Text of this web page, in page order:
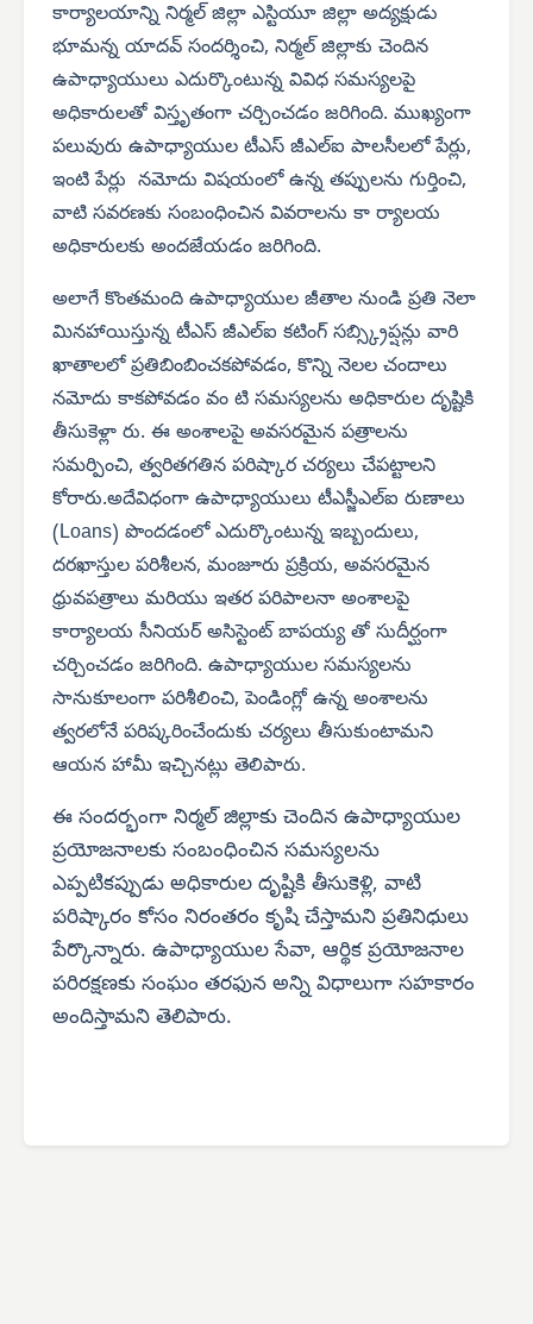
కార్యాలయాన్ని నిర్మల్ జిల్లా ఎస్టియూ జిల్లా అద్యక్షుడు
భూమన్న యాదవ్ సందర్శించి, నిర్మల్ జిల్లాకు చెందిన
ఉపాధ్యాయులు ఎదుర్కొంటున్న వివిధ సమస్యలపై
అధికారులతో విస్తృతంగా చర్చించడం జరిగింది. ముఖ్యంగా
పలువురు ఉపాధ్యాయుల టీఎస్ జీఎల్‌ఐ పాలసీలలో పేర్లు,
ఇంటి పేర్లు నమోదు విషయంలో ఉన్న తప్పులను గుర్తించి,
వాటి సవరణకు సంబంధించిన వివరాలను కా ర్యాలయ
అధికారులకు అందజేయడం జరిగింది.
అలాగే కొంతమంది ఉపాధ్యాయుల జీతాల నుండి ప్రతి నెలా
మినహాయిస్తున్న టీఎస్ జీఎల్‌ఐ కటింగ్ సబ్స్క్రిప్షన్లు వారి
ఖాతాలలో ప్రతిబింబించకపోవడం, కొన్ని నెలల చందాలు
నమోదు కాకపోవడం వం టి సమస్యలను అధికారుల దృష్టికి
తీసుకెళ్లా రు. ఈ అంశాలపై అవసరమైన పత్రాలను
సమర్పించి, త్వరితగతిన పరిష్కార చర్యలు చేపట్టాలని
కోరారు.అదేవిధంగా ఉపాధ్యాయులు టీఎస్జీఎల్‌ఐ రుణాలు
(Loans) పొందడంలో ఎదుర్కొంటున్న ఇబ్బందులు,
దరఖాస్తుల పరిశీలన, మంజూరు ప్రక్రియ, అవసరమైన
ధ్రువపత్రాలు మరియు ఇతర పరిపాలనా అంశాలపై
కార్యాలయ సీనియర్ అసిస్టెంట్ బాపయ్య తో సుదీర్ఘంగా
చర్చించడం జరిగింది. ఉపాధ్యాయుల సమస్యలను
సానుకూలంగా పరిశీలించి, పెండింగ్లో ఉన్న అంశాలను
త్వరలోనే పరిష్కరించేందుకు చర్యలు తీసుకుంటామని
ఆయన హామీ ఇచ్చినట్లు తెలిపారు.
ఈ సందర్భంగా నిర్మల్ జిల్లాకు చెందిన ఉపాధ్యాయుల
ప్రయోజనాలకు సంబంధించిన సమస్యలను
ఎప్పటికప్పుడు అధికారుల దృష్టికి తీసుకెళ్లి, వాటి
పరిష్కారం కోసం నిరంతరం కృషి చేస్తామని ప్రతినిధులు
పేర్కొన్నారు. ఉపాధ్యాయుల సేవా, ఆర్థిక ప్రయోజనాల
పరిరక్షణకు సంఘం తరఫున అన్ని విధాలుగా సహకారం
అందిస్తామని తెలిపారు.